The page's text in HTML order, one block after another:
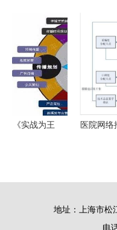
VPS动态拨
号虚拟机？
揭秘网络技
术推广背后
的逻辑
如何通过上
助力品牌升
级
《实战为王
真实衡量》
医院网络
地址：上海市松
电